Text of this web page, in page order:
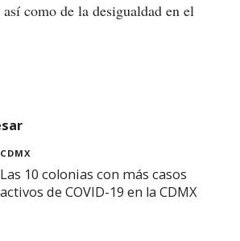
como de la desigualdad en el
CDMX
Las 10 colonias con más casos
activos de COVID-19 en la CDMX